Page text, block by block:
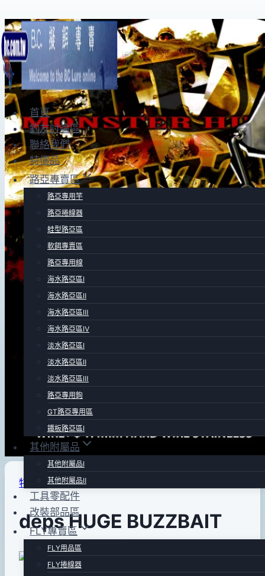
Skip
to
content
首頁
釣友討論區
聯絡我們
特價品
路亞專賣區
路亞專用竿
路亞捲線器
蛙型路亞區
軟餌專賣區
路亞專用線
海水路亞區Ⅰ
海水路亞區Ⅱ
海水路亞區Ⅲ
海水路亞區Ⅳ
淡水路亞區Ⅰ
淡水路亞區Ⅱ
淡水路亞區Ⅲ
路亞專用鉤
GT路亞專用區
鐵板路亞區Ⅰ
其他附屬品
其他附屬品Ⅰ
其他附屬品Ⅱ
工具零配件
改裝部品區
FLY專賣區
FLY用品區
FLY捲線器
特價品
deps HUGE BUZZBAIT
By
2014